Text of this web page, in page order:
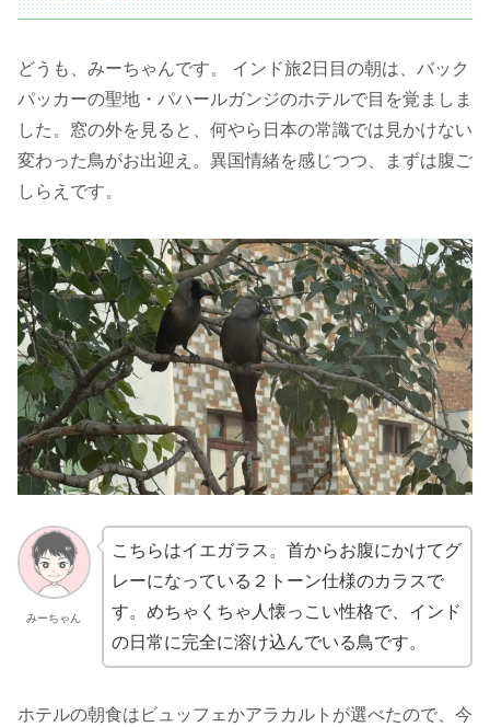
どうも、みーちゃんです。 インド旅2日目の朝は、バック
パッカーの聖地・パハールガンジのホテルで目を覚ましま
した。窓の外を見ると、何やら日本の常識では見かけない
変わった鳥がお出迎え。異国情緒を感じつつ、まずは腹ご
しらえです。
みーちゃん
こちらはイエガラス。首からお腹にかけてグ
レーになっている２トーン仕様のカラスで
す。めちゃくちゃ人懐っこい性格で、インド
の日常に完全に溶け込んでいる鳥です。
ホテルの朝食はビュッフェかアラカルトが選べたので、今